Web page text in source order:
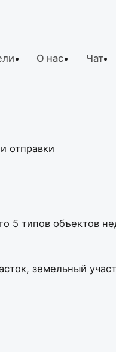
О нас Чат
отправки
5 типов объектов
земельный